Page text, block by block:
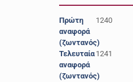
Πρώτη
αναφορά
(ζωντανός)
1240
Τελευταία
αναφορά
(ζωντανός)
1241